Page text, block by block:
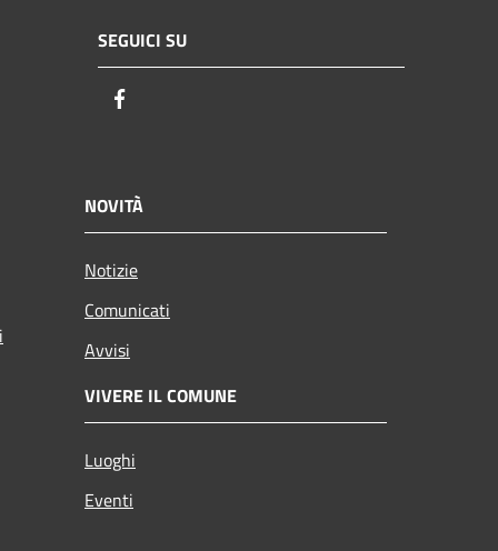
SEGUICI SU
NOVITÀ
Notizie
Comunicati
Avvisi
VIVERE IL COMUNE
Luoghi
Eventi